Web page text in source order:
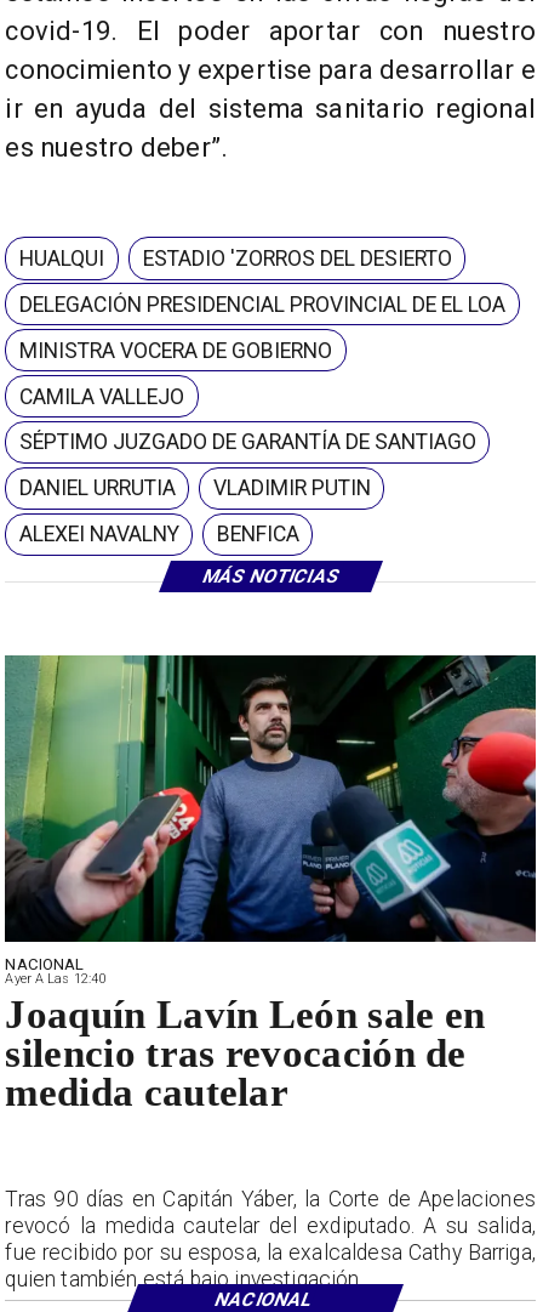
MÁS NOTICIAS
covid-19. El poder aportar con nuestro
conocimiento y expertise para desarrollar e
ir en ayuda del sistema sanitario regional
es nuestro deber”.
HUALQUI
ESTADIO 'ZORROS DEL DESIERTO
DELEGACIÓN PRESIDENCIAL PROVINCIAL DE EL LOA
MINISTRA VOCERA DE GOBIERNO
CAMILA VALLEJO
SÉPTIMO JUZGADO DE GARANTÍA DE SANTIAGO
DANIEL URRUTIA
VLADIMIR PUTIN
ALEXEI NAVALNY
BENFICA
NACIONAL
Ayer A Las 12:40
Joaquín Lavín León sale en
silencio tras revocación de
medida cautelar
Tras 90 días en Capitán Yáber, la Corte de Apelaciones
revocó la medida cautelar del exdiputado. A su salida,
fue recibido por su esposa, la exalcaldesa Cathy Barriga,
quien también está bajo investigación.
NACIONAL